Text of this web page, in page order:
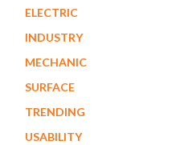
ELECTRIC
INDUSTRY
MECHANIC
SURFACE
TRENDING
USABILITY